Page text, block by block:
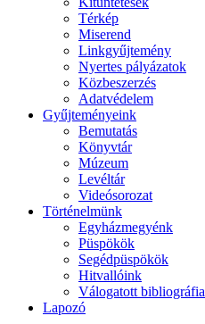
Térkép
Miserend
Linkgyűjtemény
Nyertes pályázatok
Közbeszerzés
Adatvédelem
Gyűjteményeink
Bemutatás
Könyvtár
Múzeum
Levéltár
Videósorozat
Történelmünk
Egyházmegyénk
Püspökök
Segédpüspökök
Hitvallóink
Válogatott bibliográfia
Lapozó